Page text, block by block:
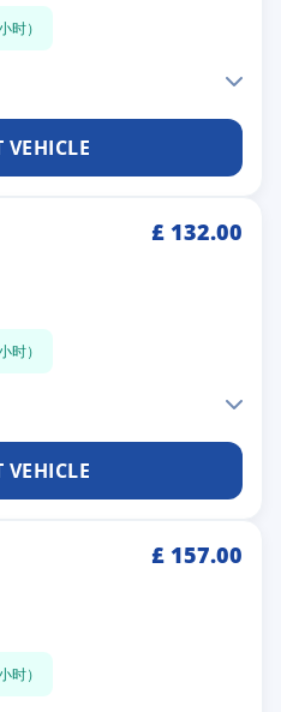
时）
VEHICLE
£ 132.00
时）
VEHICLE
£ 157.00
时）